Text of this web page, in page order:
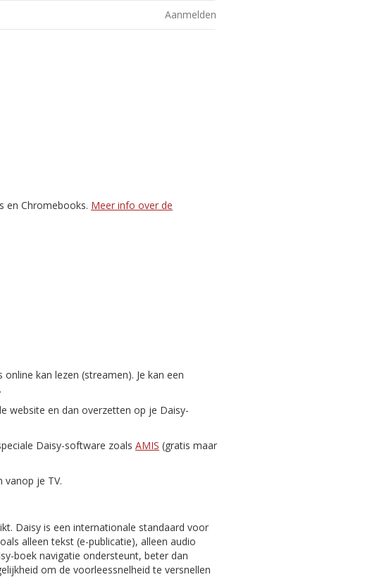
Aanmelden
en Chromebooks. Meer info over de
kan lezen (streamen). Je kan een
website en dan overzetten op je Daisy-
Daisy-software zoals AMIS (gratis maar
vanop je TV.
Daisy is een internationale standaard voor
alleen tekst (e-publicatie), alleen audio
boek navigatie ondersteunt, beter dan
om de voorleessnelheid te versnellen